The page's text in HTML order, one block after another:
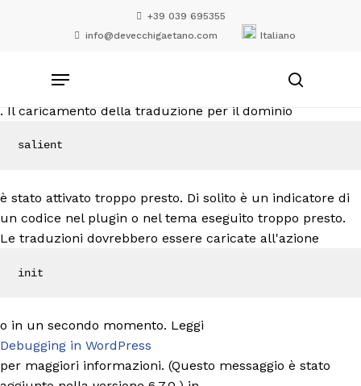
richiamata
in maniera scorretta
. Il caricamento della traduzione per il dominio
salient
è stato attivato troppo presto. Di solito è un indicatore di
un codice nel plugin o nel tema eseguito troppo presto.
Le traduzioni dovrebbero essere caricate all'azione
init
o in un secondo momento. Leggi
Debugging in WordPress
per maggiori informazioni. (Questo messaggio è stato
+39 039 695355
info@devecchigaetano.com
Italiano
search
Menu